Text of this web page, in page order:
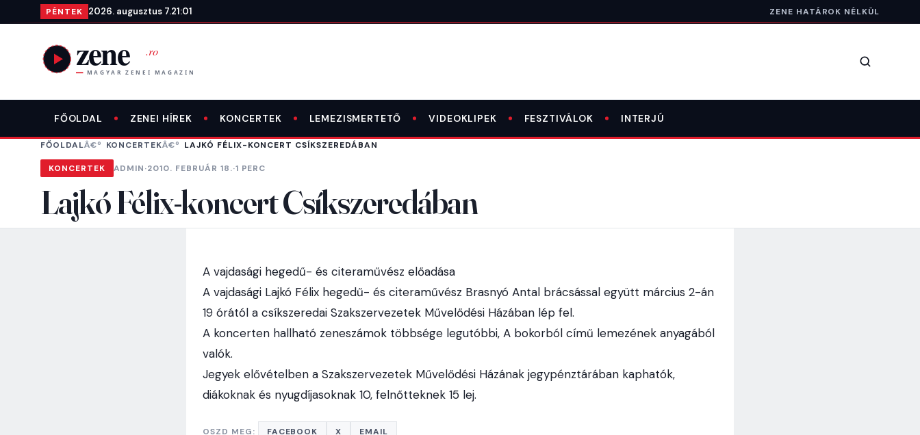
Ugrás a tartalomra
PÉNTEK 2026. augusztus 7.21:01 ZENE HATÁROK NÉLKÜL
Keresés
FŐOLDAL ZENEI HÍREK KONCERTEK LEMEZISMERTETŐ VIDEOKLIPEK FESZTIVÁLOK INTERJÚ
FŐOLDAL KONCERTEK LAJKÓ FÉLIX-KONCERT CSÍKSZEREDÁBAN
KONCERTEK ADMIN·2010. FEBRUÁR 18.·1 PERC
Lajkó Félix-koncert Csíkszeredában
A vajdasági hegedű- és citeraművész előadása
A vajdasági Lajkó Félix hegedű- és citeraművész Brasnyó Antal brácsással együtt március 2-án
19 órától a csíkszeredai Szakszervezetek Művelődési Házában lép fel.
A koncerten hallható zeneszámok többsége legutóbbi, A bokorból című lemezének anyagából
valók.
Jegyek elővételben a Szakszervezetek Művelődési Házának jegypénztárában kap­hatók,
diákoknak és nyugdíjasoknak 10, felnőtteknek 15 lej.
OSZD MEG: FACEBOOK X EMAIL